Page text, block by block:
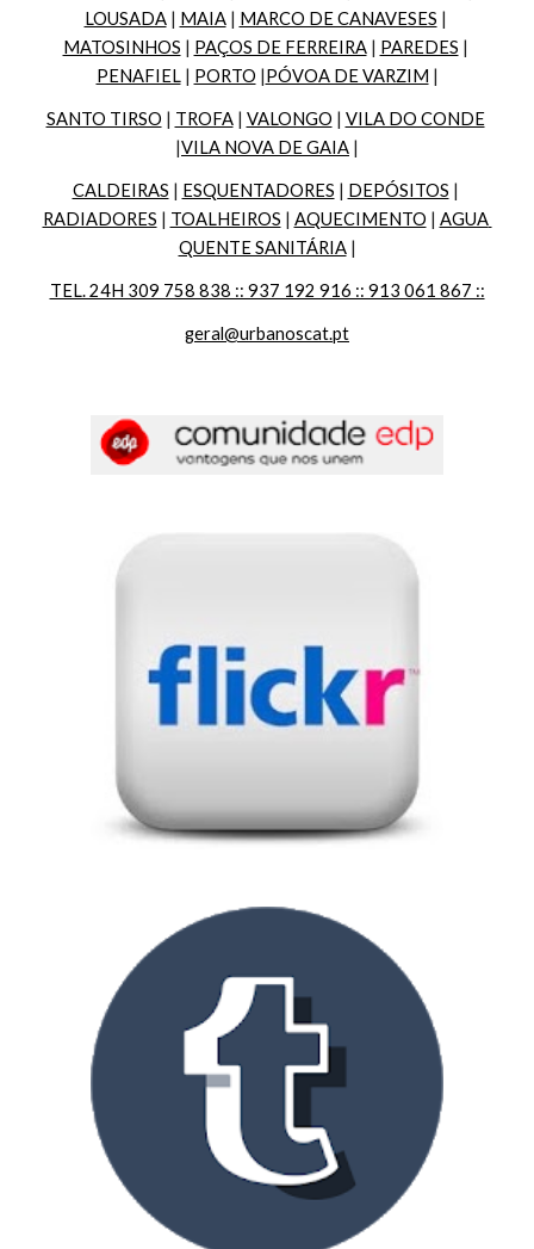
LOUSADA | MAIA | MARCO DE CANAVESES
MATOSINHOS | PAÇOS DE FERREIRA | PAREDES
PENAFIEL | PORTO |PÓVOA DE VARZIM |
SANTO TIRSO | TROFA | VALONGO | VILA DO CONDE
|VILA NOVA DE GAIA |
CALDEIRAS | ESQUENTADORES | DEPÓSITOS
RADIADORES | TOALHEIROS | AQUECIMENTO | AGUA
QUENTE SANITÁRIA |
TEL. 24H 309 758 838 :: 937 192 916 :: 913 061 867 ::
geral@urbanoscat.pt